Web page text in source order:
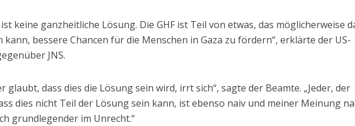
ist keine ganzheitliche Lösung. Die GHF ist Teil von etwas, das möglicherweise
kann, bessere Chancen für die Menschen in Gaza zu fördern“, erklärte der US-
JNS.
glaubt, dass dies die Lösung sein wird, irrt sich“, sagte der Beamte. „Jeder, der
dies nicht Teil der Lösung sein kann, ist ebenso naiv und meiner Meinung
grundlegender im Unrecht.“